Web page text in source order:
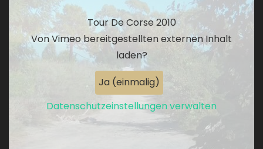
Tour De Corse 2010
VonVimeobereitgestellten externen Inhalt
laden?
Ja (einmalig)
Datenschutzeinstellungen verwalten